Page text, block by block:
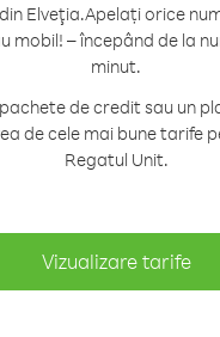
Elveţia.Apelați orice
mobil! – începând de la
minut.
de credit sau un
de cele mai bune tarife
Regatul Unit.
Vizualizare tarife